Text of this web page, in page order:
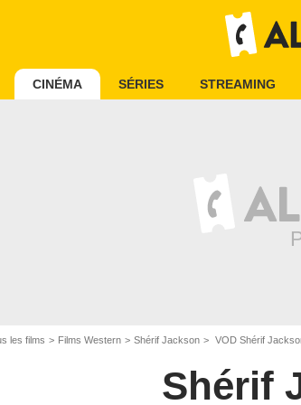
CINÉMA SÉRIES STREAMING
les films Films Western Shérif Jackson VOD Shérif
Shérif